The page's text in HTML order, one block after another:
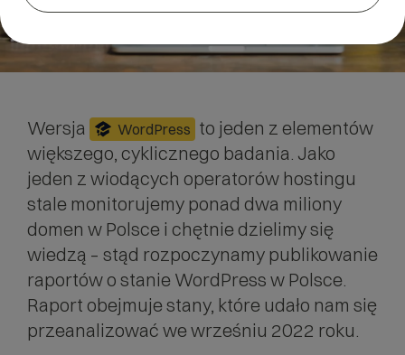
Wersja WordPress to jeden z elementów
większego, cyklicznego badania. Jako
jeden z wiodących operatorów hostingu
stale monitorujemy ponad dwa miliony
domen w Polsce i chętnie dzielimy się
wiedzą – stąd rozpoczynamy publikowanie
raportów o stanie WordPress w Polsce.
Raport obejmuje stany, które udało nam się
przeanalizować we wrześniu 2022 roku.